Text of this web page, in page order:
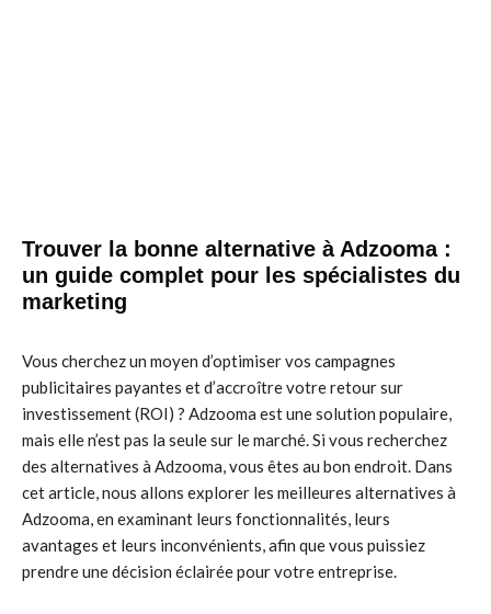
Trouver la bonne alternative à Adzooma :
un guide complet pour les spécialistes du
marketing
Vous cherchez un moyen d’optimiser vos campagnes
publicitaires payantes et d’accroître votre retour sur
investissement (ROI) ? Adzooma est une solution populaire,
mais elle n’est pas la seule sur le marché. Si vous recherchez
des alternatives à Adzooma, vous êtes au bon endroit. Dans
cet article, nous allons explorer les meilleures alternatives à
Adzooma, en examinant leurs fonctionnalités, leurs
avantages et leurs inconvénients, afin que vous puissiez
prendre une décision éclairée pour votre entreprise.